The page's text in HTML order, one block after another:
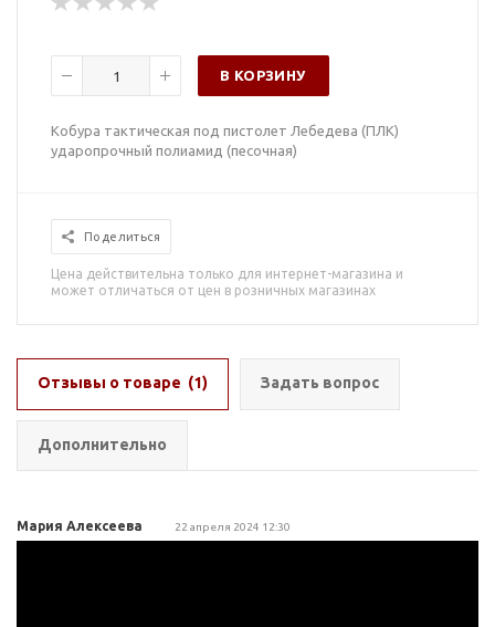
В КОРЗИНУ
Кобура тактическая под пистолет Лебедева (ПЛК)
ударопрочный полиамид (песочная)
Поделиться
Цена действительна только для интернет-магазина и
может отличаться от цен в розничных магазинах
Отзывы о товаре (1) Задать вопрос
Дополнительно
Мария Алексеева 22 апреля 2024 12:30